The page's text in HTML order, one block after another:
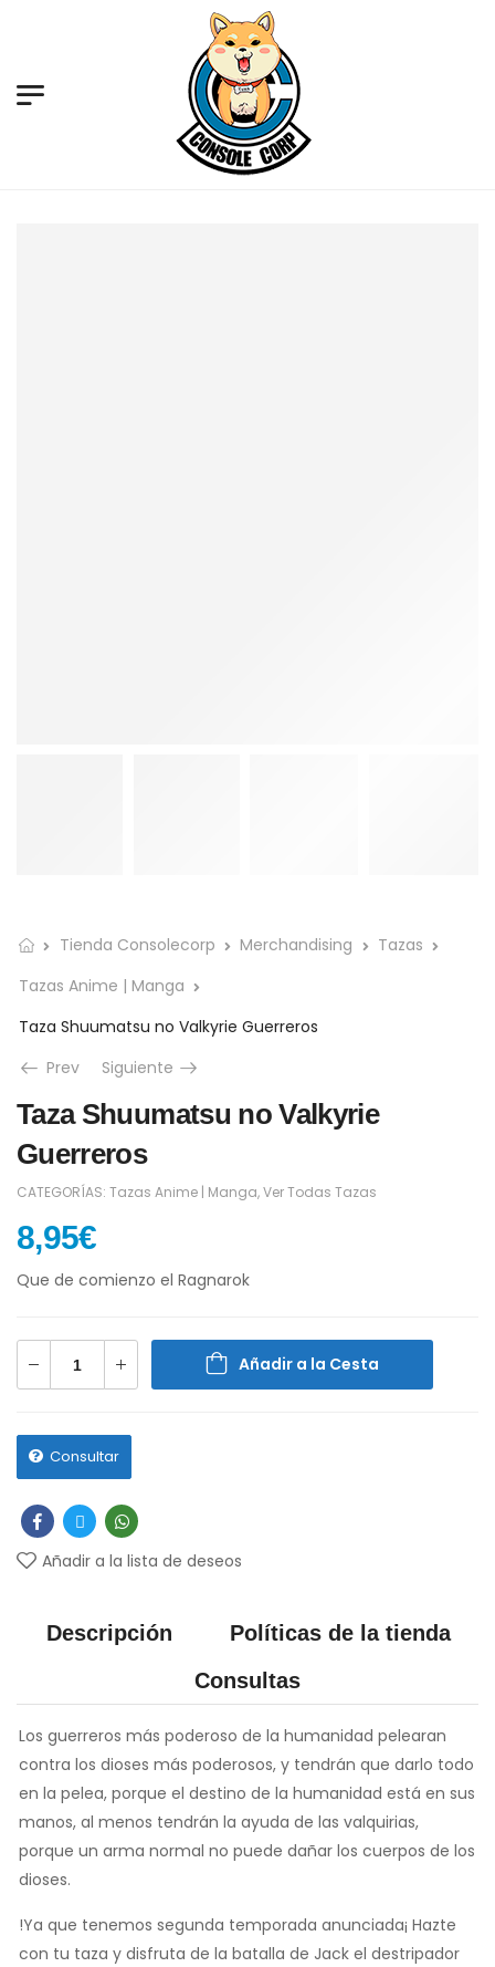
Tienda Consolecorp Merchandising
Tazas
Tazas Anime | Manga
Taza Shuumatsu no Valkyrie Guerreros
Prev
Siguiente
Taza Shuumatsu no Valkyrie
Guerreros
CATEGORÍAS: Tazas Anime | Manga,Ver Todas Tazas
8,95€
Que de comienzo el Ragnarok
Añadir a la Cesta
Consultar
Añadir a la lista de deseos
Descripción
Políticas de la tienda
Consultas
Los guerreros más poderoso de la humanidad pelearan
contra los dioses más poderosos, y tendrán que darlo todo
en la pelea, porque el destino de la humanidad está en sus
manos, al menos tendrán la ayuda de las valquirias,
porque un arma normal no puede dañar los cuerpos de los
dioses.
!Ya que tenemos segunda temporada anunciada¡ Hazte
con tu taza y disfruta de la batalla de Jack el destripador